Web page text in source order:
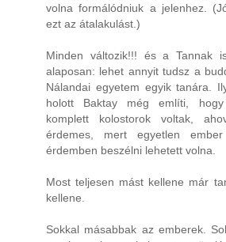
volna formálódniuk a jelenhez.
ezt az átalakulást.)
Minden változik!!! és a Tannak
alaposan: lehet annyit tudsz a
Nálandai egyetem egyik tanára.
holott Baktay még említi,
komplett kolostorok voltak,
érdemes, mert egyetlen
érdemben beszélni lehetett volna.
Most teljesen mást kellene már
kellene.
Sokkal másabbak az emberek.